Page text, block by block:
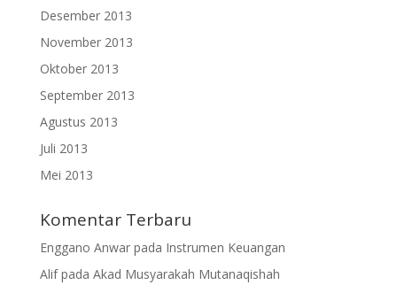
Desember 2013
November 2013
Oktober 2013
September 2013
Agustus 2013
Juli 2013
Mei 2013
Komentar Terbaru
Enggano Anwarpada Instrumen Keuangan
Alifpada Akad Musyarakah Mutanaqishah